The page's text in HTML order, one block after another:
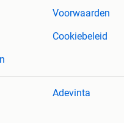
Voorwaarden
Cookiebeleid
Adevinta